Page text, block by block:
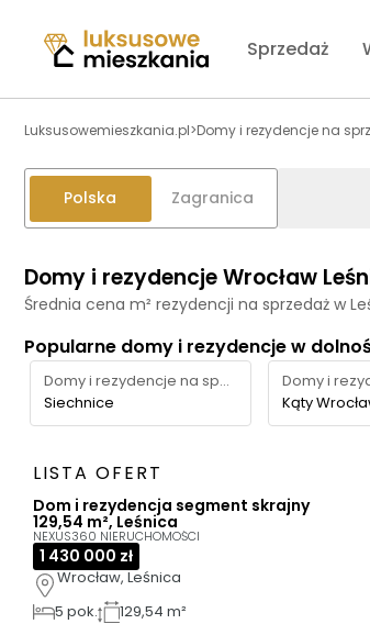
Sprzedaż
Luksusowemieszkania.pl>Domy i rezydencje na
Polska Zagranica
Domy i rezydencje Wrocław
Średnia cena m² rezydencji na sprzedaż w
Popularne domy i rezydencje w
Domy i rezydencje na sprzedaż
Siechnice
Kąty
LISTA OFERT
Dom i rezydencja segment skrajny
129,54 m², Leśnica
NEXUS360 NIERUCHOMOŚCI
1 430 000 zł
Wrocław, Leśnica
5 pok. 129,54 m²